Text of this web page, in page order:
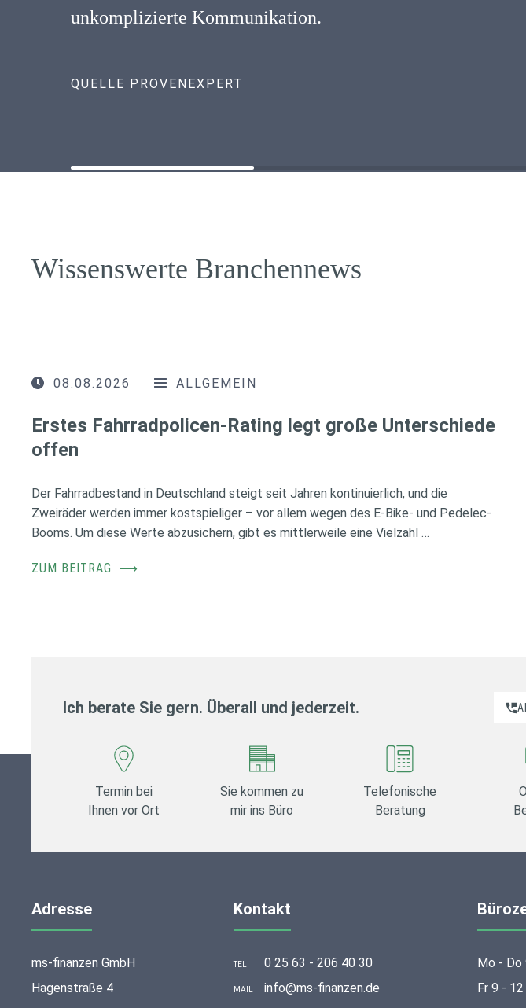
unkomplizierte Kommunikation.
QUELLE PROVENEXPERT
Wissenswerte Branchennews
08.08.2026 ALLGEMEIN
Erstes Fahrradpolicen-Rating legt große Unterschiede
offen
Der Fahrradbestand in Deutschland steigt seit Jahren kontinuierlich, und die
Zweiräder werden immer kostspieliger – vor allem wegen des E-Bike- und Pedelec-
Booms. Um diese Werte abzusichern, gibt es mittlerweile eine Vielzahl …
ZUM BEITRAG ⟶
Ich berate Sie gern. Überall und jederzeit.
Termin bei
Ihnen vor Ort
Sie kommen zu
mir ins Büro
Telefonische
Beratung
Adresse
ms-finanzen GmbH
Hagenstraße 4
Kontakt
TEL 0 25 63 - 206 40 30
MAIL info@ms-finanzen.de
Mo - Do
Fr 9 - 12